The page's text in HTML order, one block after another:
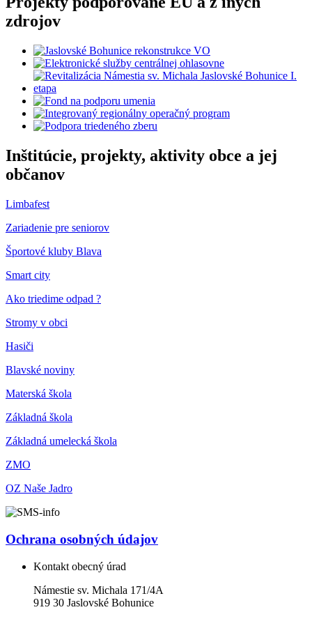
zdrojov
Inštitúcie, projekty, aktivity obce a jej
občanov
Limbafest
Zariadenie pre seniorov
Športové kluby Blava
Smart city
Ako triedime odpad ?
Stromy v obci
Hasiči
Blavské noviny
Materská škola
Základná škola
Základná umelecká škola
ZMO
OZ Naše Jadro
Ochrana osobných údajov
Kontakt obecný úrad
Námestie sv. Michala 171/4A
919 30 Jaslovské Bohunice